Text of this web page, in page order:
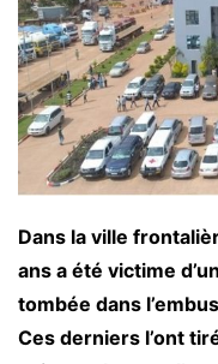
Dans la ville
ans a été victime
tombée dans
Ces derniers l’ont